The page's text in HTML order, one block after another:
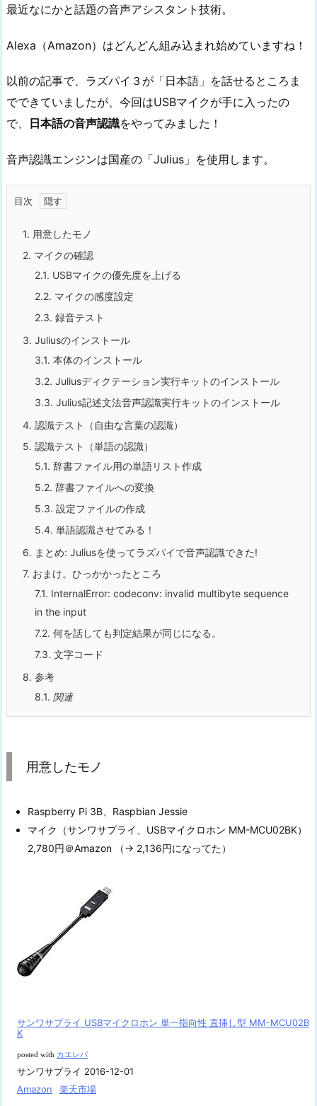
最近なにかと話題の音声アシスタント技術。
Alexa（Amazon）はどんどん組み込まれ始めていますね！
以前の記事で、ラズパイ３が「日本語」を話せるところま
でできていましたが、今回はUSBマイクが手に入ったの
で、
日本語の音声認識をやってみました！
音声認識エンジンは国産の「Julius」を使用します。
目次
1. 用意したモノ
2. マイクの確認
2.1. USBマイクの優先度を上げる
2.2. マイクの感度設定
2.3. 録音テスト
3. Juliusのインストール
3.1. 本体のインストール
3.2. Juliusディクテーション実行キットのインストール
3.3. Julius記述文法音声認識実行キットのインストール
4. 認識テスト（自由な言葉の認識）
5. 認識テスト（単語の認識）
5.1. 辞書ファイル用の単語リスト作成
5.2. 辞書ファイルへの変換
5.3. 設定ファイルの作成
5.4. 単語認識させてみる！
6. まとめ: Juliusを使ってラズパイで音声認識できた!
7. おまけ。ひっかかったところ
7.1. InternalError: codeconv: invalid multibyte sequence
in the input
7.2. 何を話しても判定結果が同じになる。
7.3. 文字コード
8. 参考
8.1. 関連
用意したモノ
Raspberry Pi 3B、Raspbian Jessie
マイク（サンワサプライ、USBマイクロホン MM-MCU02BK）
2,780円＠Amazon （→ 2,136円になってた）
サンワサプライ USBマイクロホン 単一指向性 直挿し型 MM-MCU02B
K
posted with カエレバ
サンワサプライ 2016-12-01
Amazon
楽天市場